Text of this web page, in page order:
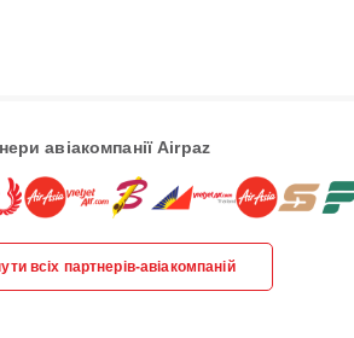
авіакомпанії Airpaz
всіх партнерів-авіакомпаній